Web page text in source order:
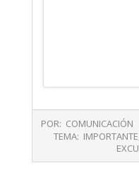
12-
POR: COMUNICACIÓN
TEMA: IMPORTANTE